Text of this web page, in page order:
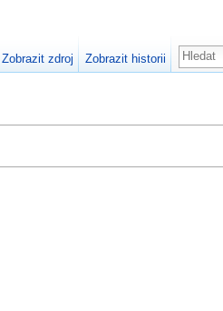
Zobrazit zdroj Zobrazit historii